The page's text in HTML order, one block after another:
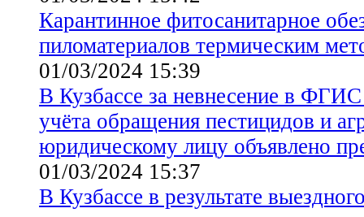
Карантинное фитосанитарное
пиломатериалов термическим
01/03/2024 15:39
В Кузбассе за невнесение в
учёта обращения пестицидов и
юридическому лицу объявлено
01/03/2024 15:37
В Кузбассе в результате